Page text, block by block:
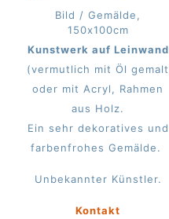
Bild / Gemälde,
150x100cm
Kunstwerk auf Leinwand
(vermutlich mit Öl gemalt
oder mit Acryl, Rahmen
aus Holz.
Ein sehr dekoratives und
farbenfrohes Gemälde.
Unbekannter Künstler.
Kontakt